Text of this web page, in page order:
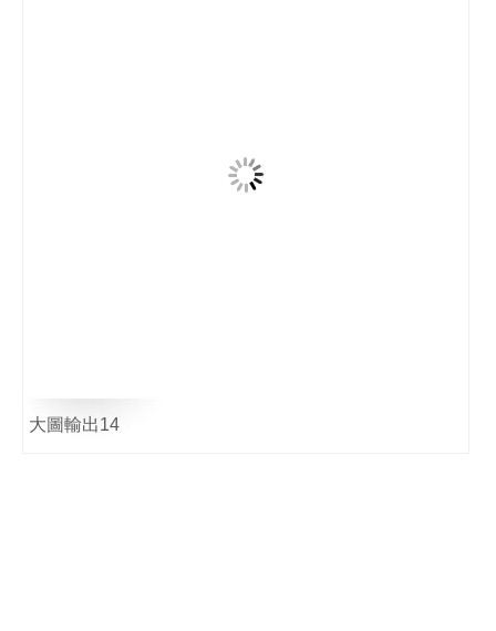
大圖輸出14